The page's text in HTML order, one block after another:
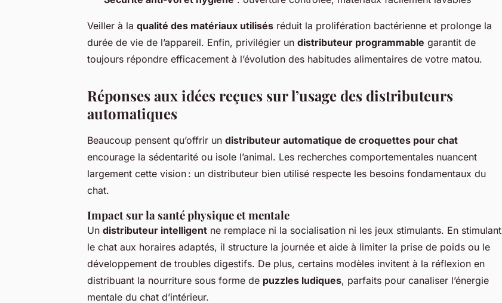
Veiller à la qualité des matériaux utilisés réduit la prolifération bactérienne et prolonge la
durée de vie de l’appareil. Enfin, privilégier un distributeur programmable garantit de
toujours répondre efficacement à l’évolution des habitudes alimentaires de votre matou.
Réponses aux idées reçues sur l’usage des distributeurs
automatiques
Beaucoup pensent qu’offrir un distributeur automatique de croquettes pour chat
encourage la sédentarité ou isole l’animal. Les recherches comportementales nuancent
largement cette vision : un distributeur bien utilisé respecte les besoins fondamentaux du
chat.
Impact sur la santé physique et mentale
Un distributeur intelligent ne remplace ni la socialisation ni les jeux stimulants. En stimulant
le chat aux horaires adaptés, il structure la journée et aide à limiter la prise de poids ou le
développement de troubles digestifs. De plus, certains modèles invitent à la réflexion en
distribuant la nourriture sous forme de puzzles ludiques, parfaits pour canaliser l’énergie
mentale du chat d’intérieur.